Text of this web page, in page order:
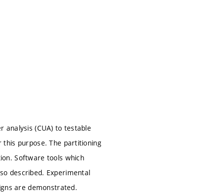
analysis (CUA) to testable
this purpose. The partitioning
Software tools which
described. Experimental
are demonstrated.